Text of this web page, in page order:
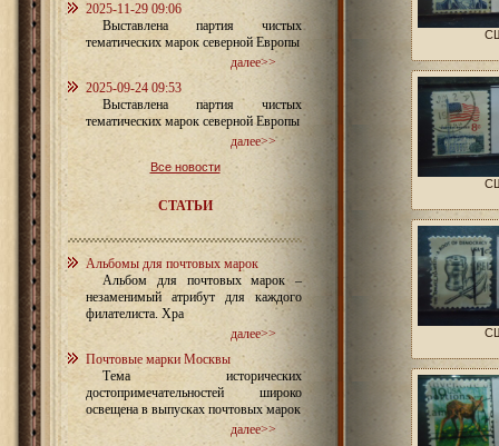
2025-11-29 09:06
Выставлена партия чистых
тематических марок северной Европы
далее>>
2025-09-24 09:53
Выставлена партия чистых
тематических марок северной Европы
далее>>
Все новости
СТАТЬИ
Альбомы для почтовых марок
Альбом для почтовых марок –
незаменимый атрибут для каждого
филателиста. Хра
далее>>
Почтовые марки Москвы
Тема исторических
достопримечательностей широко
освещена в выпусках почтовых марок
далее>>